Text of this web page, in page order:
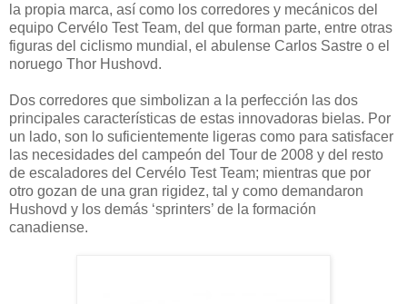
la propia marca, así como los corredores y mecánicos del
equipo Cervélo Test Team, del que forman parte, entre otras
figuras del ciclismo mundial, el abulense Carlos Sastre o el
noruego Thor Hushovd.
Dos corredores que simbolizan a la perfección las dos
principales características de estas innovadoras bielas. Por
un lado, son lo suficientemente ligeras como para satisfacer
las necesidades del campeón del Tour de 2008 y del resto
de escaladores del Cervélo Test Team; mientras que por
otro gozan de una gran rigidez, tal y como demandaron
Hushovd y los demás ‘sprinters’ de la formación
canadiense.